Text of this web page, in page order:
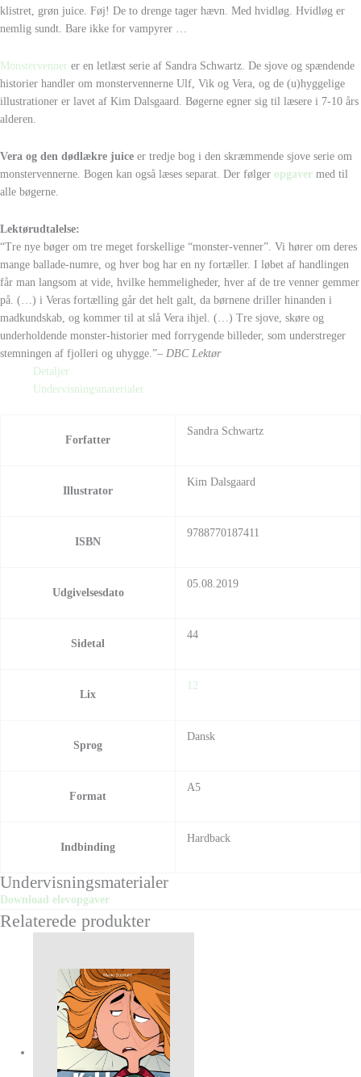
klistret, grøn juice. Føj! De to drenge tager hævn. Med hvidløg. Hvidløg er
nemlig sundt. Bare ikke for vampyrer …
Monstervenner er en letlæst serie af Sandra Schwartz. De sjove og spændende
historier handler om monstervennerne Ulf, Vik og Vera, og de (u)hyggelige
illustrationer er lavet af Kim Dalsgaard. Bøgerne egner sig til læsere i 7-10 års
alderen.
Vera og den dødlækre juice er tredje bog i den skræmmende sjove serie om
monstervennerne. Bogen kan også læses separat. Der følger opgaver med til
alle bøgerne.
Lektørudtalelse:
“Tre nye bøger om tre meget forskellige “monster-venner”. Vi hører om deres
mange ballade-numre, og hver bog har en ny fortæller. I løbet af handlingen
får man langsom at vide, hvilke hemmeligheder, hver af de tre venner gemmer
på. (…) i Veras fortælling går det helt galt, da børnene driller hinanden i
madkundskab, og kommer til at slå Vera ihjel. (…) Tre sjove, skøre og
underholdende monster-historier med forrygende billeder, som understreger
stemningen af fjolleri og uhygge.”– DBC Lektør
Detaljer
Undervisningsmaterialer
Forfatter
Sandra Schwartz
Illustrator
Kim Dalsgaard
ISBN
9788770187411
Udgivelsesdato
05.08.2019
Sidetal
44
Lix
12
Sprog
Dansk
Format
A5
Indbinding
Hardback
Undervisningsmaterialer
Download elevopgaver
Relaterede produkter